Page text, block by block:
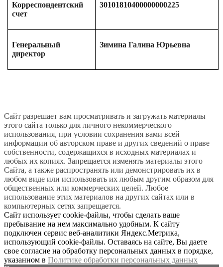
Корреспондентский
счет
30101810400000000225
Генеральный
директор
Зимина Галина Юрьевна
Сайт разрешает вам просматривать и загружать материалы
этого сайта только для личного некоммерческого
использования, при условии сохранения вами всей
информации об авторском праве и других сведений о праве
собственности, содержащихся в исходных материалах и
любых их копиях. Запрещается изменять материалы этого
Сайта, а также распространять или демонстрировать их в
любом виде или использовать их любым другим образом для
общественных или коммерческих целей. Любое
использование этих материалов на других сайтах или в
компьютерных сетях запрещается.
Сайт использует cookie-файлы, чтобы сделать ваше
пребывание на нем максимально удобным. К сайту
подключен сервис веб-аналитики Яндекс.Метрика,
использующий cookie-файлы. Оставаясь на сайте, Вы даете
свое согласие на обработку персональных данных в порядке,
указанном в Политике обработки персональных данных